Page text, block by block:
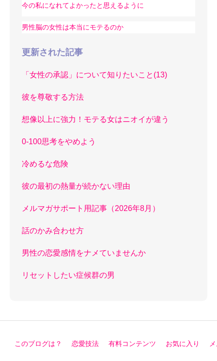
今の私になれてよかったと思えるように
男性脳の女性は本当にモテるのか
更新された記事
「女性の承認」について知りたいこと(13)
彼を尊敬する方法
想像以上に強力！モテる女はニオイが違う
0-100思考をやめよう
冷めるな危険
彼の最初の熱量が続かない理由
メルマガサポート用記事（2026年8月）
話のかみ合わせ方
男性の恋愛感情をナメていませんか
リセットしたい症候群の男
このブログは？ 恋愛技法 有料コンテンツ お気に入り